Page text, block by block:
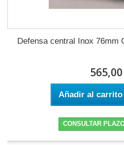
Defensa central Inox 76mm
Añadir al carrito
CONSULTAR